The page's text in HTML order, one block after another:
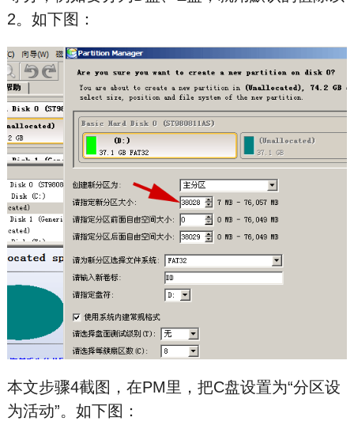
2。如下图：
本文步骤4截图，在PM里，把C盘设置为“分区设
为活动”。如下图：